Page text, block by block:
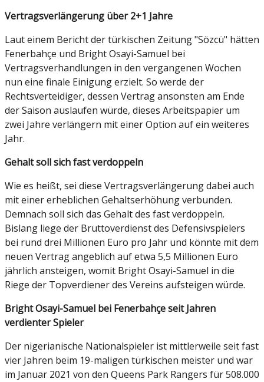
Vertragsverlängerung über 2+1 Jahre
Laut einem Bericht der türkischen Zeitung "Sözcü" hätten
Fenerbahçe und Bright Osayi-Samuel bei
Vertragsverhandlungen in den vergangenen Wochen
nun eine finale Einigung erzielt. So werde der
Rechtsverteidiger, dessen Vertrag ansonsten am Ende
der Saison auslaufen würde, dieses Arbeitspapier um
zwei Jahre verlängern mit einer Option auf ein weiteres
Jahr.
Gehalt soll sich fast verdoppeln
Wie es heißt, sei diese Vertragsverlängerung dabei auch
mit einer erheblichen Gehaltserhöhung verbunden.
Demnach soll sich das Gehalt des fast verdoppeln.
Bislang liege der Bruttoverdienst des Defensivspielers
bei rund drei Millionen Euro pro Jahr und könnte mit dem
neuen Vertrag angeblich auf etwa 5,5 Millionen Euro
jährlich ansteigen, womit Bright Osayi-Samuel in die
Riege der Topverdiener des Vereins aufsteigen würde.
Bright Osayi-Samuel bei Fenerbahçe seit Jahren
verdienter Spieler
Der nigerianische Nationalspieler ist mittlerweile seit fast
vier Jahren beim 19-maligen türkischen meister und war
im Januar 2021 von den Queens Park Rangers für 508.000